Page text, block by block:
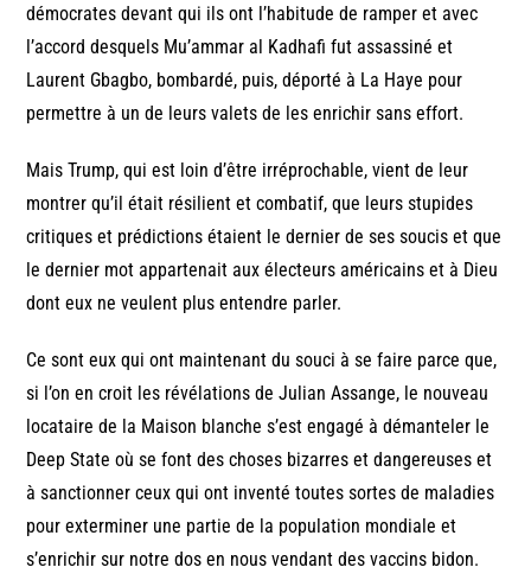
démocrates devant qui ils ont l’habitude de ramper et avec
l’accord desquels Mu’ammar al Kadhafi fut assassiné et
Laurent Gbagbo, bombardé, puis, déporté à La Haye pour
permettre à un de leurs valets de les enrichir sans effort.
Mais Trump, qui est loin d’être irréprochable, vient de leur
montrer qu’il était résilient et combatif, que leurs stupides
critiques et prédictions étaient le dernier de ses soucis et que
le dernier mot appartenait aux électeurs américains et à Dieu
dont eux ne veulent plus entendre parler.
Ce sont eux qui ont maintenant du souci à se faire parce que,
si l’on en croit les révélations de Julian Assange, le nouveau
locataire de la Maison blanche s’est engagé à démanteler le
Deep State où se font des choses bizarres et dangereuses et
à sanctionner ceux qui ont inventé toutes sortes de maladies
pour exterminer une partie de la population mondiale et
s’enrichir sur notre dos en nous vendant des vaccins bidon.